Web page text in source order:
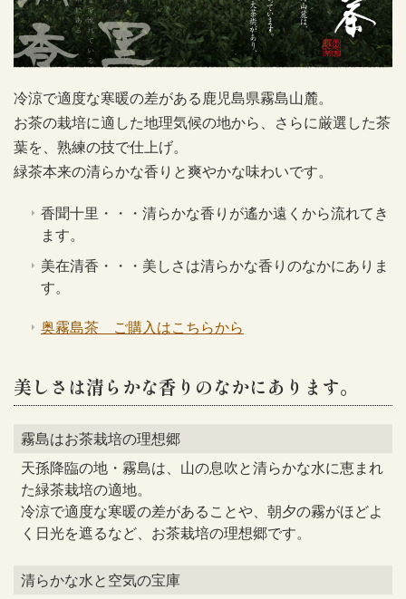
冷涼で適度な寒暖の差がある鹿児島県霧島山麓。
お茶の栽培に適した地理気候の地から、さらに厳選した茶
葉を、熟練の技で仕上げ。
緑茶本来の清らかな香りと爽やかな味わいです。
香聞十里・・・清らかな香りが遙か遠くから流れてき
ます。
美在清香・・・美しさは清らかな香りのなかにありま
す。
奥霧島茶 ご購入はこちらから
美しさは清らかな香りのなかにあります。
霧島はお茶栽培の理想郷
天孫降臨の地・霧島は、山の息吹と清らかな水に恵まれ
た緑茶栽培の適地。
冷涼で適度な寒暖の差があることや、朝夕の霧がほどよ
く日光を遮るなど、お茶栽培の理想郷です。
清らかな水と空気の宝庫